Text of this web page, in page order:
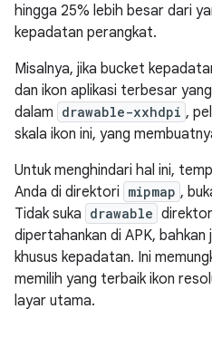
hingga 25% lebih besar dari
kepadatan perangkat.
Misalnya, jika bucket
dan ikon aplikasi terbesar
dalam drawable-xxhdpi ,
skala ikon ini, yang
Untuk menghindari hal ini,
Anda di direktori mipmap ,
Tidak suka drawable
dipertahankan di APK, bahkan
khusus kepadatan. Ini
memilih yang terbaik ikon
layar utama.